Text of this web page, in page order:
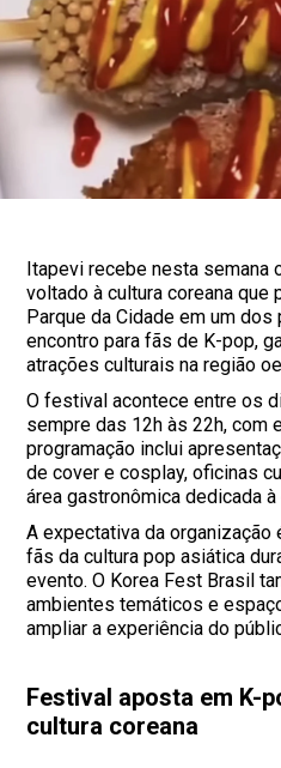
Itapevi recebe nesta semana
voltado à cultura coreana que
Parque da Cidade em um
encontro para fãs de K-pop,
atrações culturais na região
O festival acontece entre os
sempre das 12h às 22h, com
programação inclui
de cover e cosplay, oficinas
área gastronômica dedicada à
A expectativa da organização
fãs da cultura pop asiática
evento. O Korea Fest Brasil
ambientes temáticos e
ampliar a experiência do
Festival aposta em K-
cultura coreana